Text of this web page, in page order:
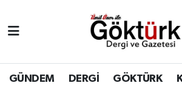
GÜNDEM DERGİ GÖKTÜRK
BİLİM
Eyüpsultan Hava Durumu
Eyüpsultan Trafik Yoğunluk